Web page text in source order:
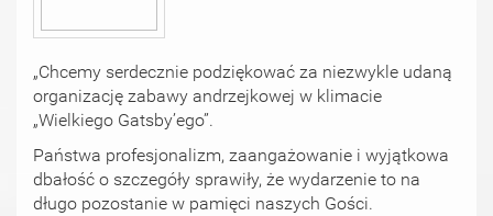
„Chcemy serdecznie podziękować za niezwykle udaną
organizację zabawy andrzejkowej w klimacie
„Wielkiego Gatsby’ego”.
Państwa profesjonalizm, zaangażowanie i wyjątkowa
dbałość o szczegóły sprawiły, że wydarzenie to na
długo pozostanie w pamięci naszych Gości.